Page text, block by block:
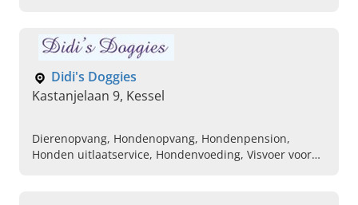
Didi's Doggies
Kastanjelaan 9, Kessel
Dierenopvang, Hondenopvang, Hondenpension,
Honden uitlaatservice, Hondenvoeding, Visvoer voor